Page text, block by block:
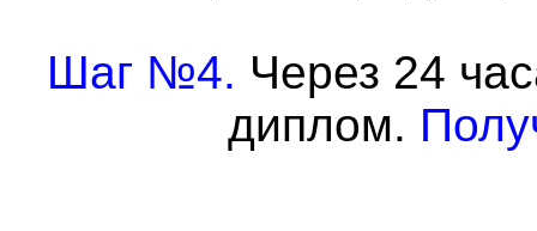
Шаг №4. Через 24
диплом.